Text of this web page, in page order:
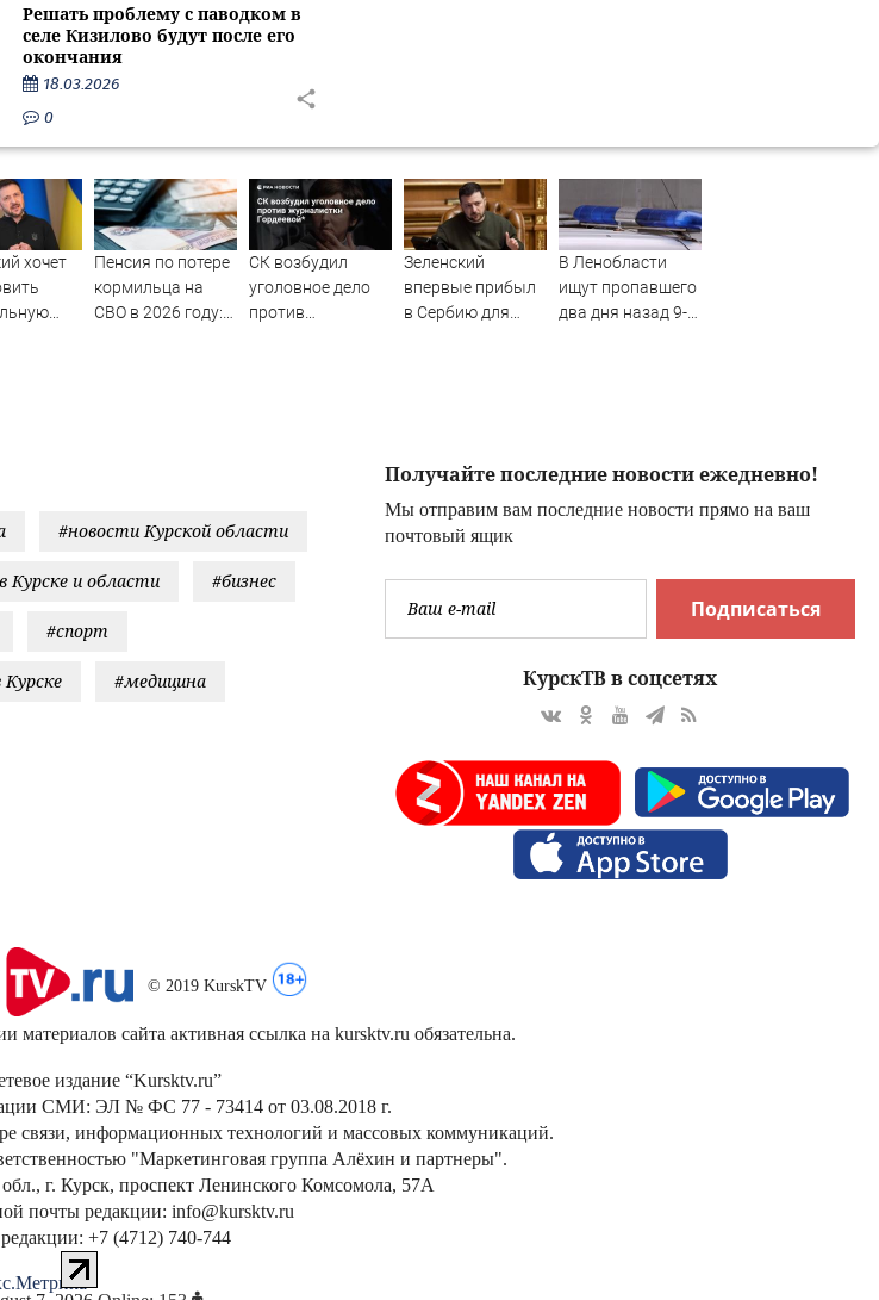
Решать проблему с паводком в
селе Кизилово будут после его
окончания
18.03.2026
0
хочет
Пенсия по потере
кормильца на
СВО в 2026 году:
СК возбудил
уголовное дело
против
Зеленский
впервые прибыл
в Сербию для
В Ленобласти
ищут пропавшего
два дня назад 9-
Получайте последние новости ежедневно!
Мы отправим вам последние новости прямо на ваш
почтовый ящик
Подписаться
КурскТВ в соцсетях
#новости Курской области
Курске и области #бизнес
#спорт
#медицина
© 2019 KurskTV
сайта активная ссылка на kursktv.ru обязательна.
издание “Kursktv.ru”
СМИ: ЭЛ № ФС 77 - 73414 от 03.08.2018 г.
связи, информационных технологий и массовых коммуникаций.
"Маркетинговая группа Алёхин и партнеры".
г. Курск, проспект Ленинского Комсомола, 57А
почты редакции: info@kursktv.ru
+7 (4712) 740-744